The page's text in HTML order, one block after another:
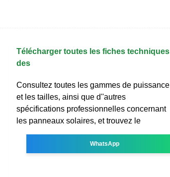
Télécharger toutes les fiches techniques
des
Consultez toutes les gammes de puissance
et les tailles, ainsi que d''autres
spécifications professionnelles concernant
les panneaux solaires, et trouvez le
WhatsApp